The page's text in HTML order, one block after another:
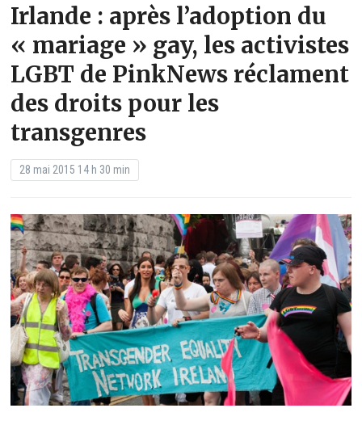
Irlande : après l’adoption du
« mariage » gay, les activistes
LGBT de PinkNews réclament
des droits pour les
transgenres
28 mai 2015 14 h 30 min